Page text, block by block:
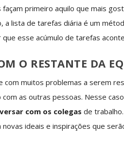
primeiro aquilo que mais
a lista de tarefas diária é um
esse acúmulo de tarefas
O RESTANTE DA
com muitos problemas a serem
as outras pessoas. Nesse
com os colegas de
ideais e inspirações que